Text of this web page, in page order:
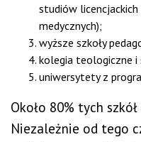
studiów
medycznych);
wyższe szkoły
kolegia teologiczne i
uniwersytety z
Około 80% tych
Niezależnie od tego